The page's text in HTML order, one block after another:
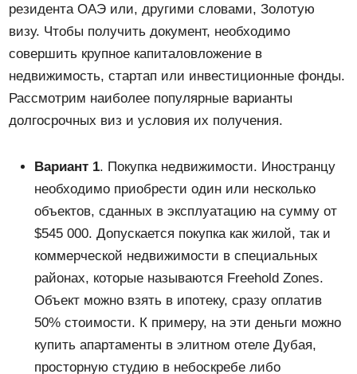
резидента ОАЭ или, другими словами, Золотую
визу. Чтобы получить документ, необходимо
совершить крупное капиталовложение в
недвижимость, стартап или инвестиционные фонды.
Рассмотрим наиболее популярные варианты
долгосрочных виз и условия их получения.
Вариант 1. Покупка недвижимости. Иностранцу
необходимо приобрести один или несколько
объектов, сданных в эксплуатацию на сумму от
$545 000. Допускается покупка как жилой, так и
коммерческой недвижимости в специальных
районах, которые называются Freehold Zones.
Объект можно взять в ипотеку, сразу оплатив
50% стоимости. К примеру, на эти деньги можно
купить апартаменты в элитном отеле Дубая,
просторную студию в небоскребе либо